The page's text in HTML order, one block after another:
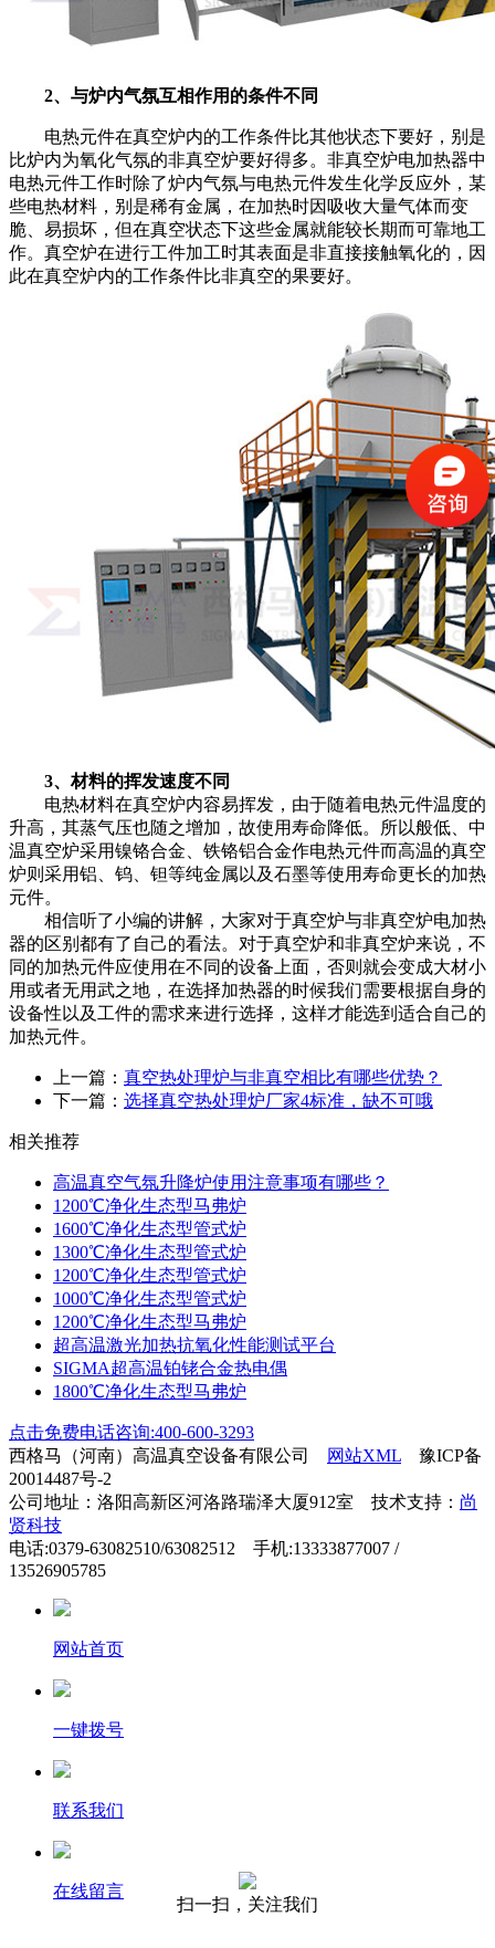
2、与炉内气氛互相作用的条件不同
电热元件在真空炉内的工作条件比其他状态下要好，别是
比炉内为氧化气氛的非真空炉要好得多。非真空炉电加热器中
电热元件工作时除了炉内气氛与电热元件发生化学反应外，某
些电热材料，别是稀有金属，在加热时因吸收大量气体而变
脆、易损坏，但在真空状态下这些金属就能较长期而可靠地工
作。真空炉在进行工件加工时其表面是非直接接触氧化的，因
此在真空炉内的工作条件比非真空的果要好。
3、材料的挥发速度不同
电热材料在真空炉内容易挥发，由于随着电热元件温度的
升高，其蒸气压也随之增加，故使用寿命降低。所以般低、中
温真空炉采用镍铬合金、铁铬铝合金作电热元件而高温的真空
炉则采用铝、钨、钽等纯金属以及石墨等使用寿命更长的加热
元件。
相信听了小编的讲解，大家对于真空炉与非真空炉电加热
器的区别都有了自己的看法。对于真空炉和非真空炉来说，不
同的加热元件应使用在不同的设备上面，否则就会变成大材小
用或者无用武之地，在选择加热器的时候我们需要根据自身的
设备性以及工件的需求来进行选择，这样才能选到适合自己的
加热元件。
上一篇： 真空热处理炉与非真空相比有哪些优势？
下一篇： 选择真空热处理炉厂家4标准，缺不可哦
相关推荐
高温真空气氛升降炉使用注意事项有哪些？
1200℃净化生态型马弗炉
1600℃净化生态型管式炉
1300℃净化生态型管式炉
1200℃净化生态型管式炉
1000℃净化生态型管式炉
1200℃净化生态型马弗炉
超高温激光加热抗氧化性能测试平台
SIGMA超高温铂铑合金热电偶
1800℃净化生态型马弗炉
点击免费电话咨询:400-600-3293
西格马（河南）高温真空设备有限公司
网站XML 豫ICP备
20014487号-2
公司地址：洛阳高新区河洛路瑞泽大厦912室 技术支持： 尚
贤科技
电话:0379-63082510/63082512 手机:13333877007 /
13526905785
网站首页
一键拨号
联系我们
在线留言
扫一扫，关注我们